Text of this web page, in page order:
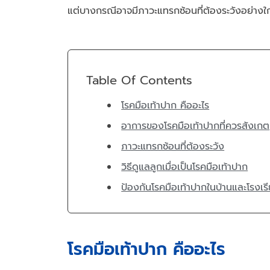
แต่บางกรณีอาจมีภาวะแทรกซ้อนที่ต้องระวังอย่าง
Table Of Contents
โรคมือเท้าปาก คืออะไร
อาการของโรคมือเท้าปากที่ควรสังเกต
ภาวะแทรกซ้อนที่ต้องระวัง
วิธีดูแลลูกเมื่อเป็นโรคมือเท้าปาก
ป้องกันโรคมือเท้าปากในบ้านและโรงเ
โรคมือเท้าปาก คืออะไร